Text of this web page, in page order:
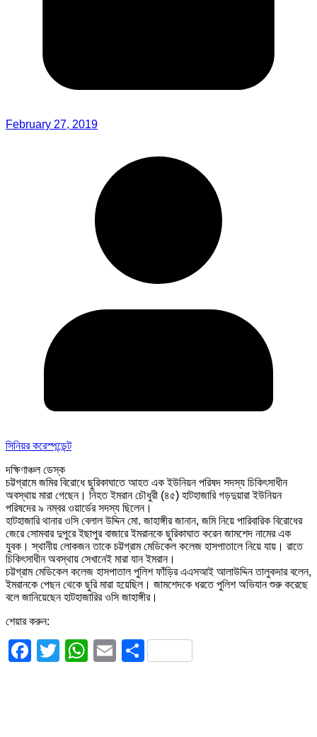
February 27, 2019
সিনিয়র করেস্পন্ডেন্ট
দক্ষিণাঞ্চল ডেস্ক
চট্টগ্রামে জমির বিরোধে ছুরিকাঘাতে আহত এক ইউনিয়ন পরিষদ সদস্য চিকিৎসাধীন
অবস্থায় মারা গেছেন। নিহত ইমরান চৌধুরী (৪৫) হাটহাজারি গড়দুয়ারা ইউনিয়ন
পরিষদের ৯ নম্বর ওয়ার্ডের সদস্য ছিলেন।
হাটহাজারি থানার ওসি বেলাল উদ্দিন মো. জাহাঙ্গীর জানান, জমি নিয়ে পারিবারিক বিরোধের
জেরে সোমবার দুপুরে ইছাপুর বাজারে ইমরানকে ছুরিকাঘাত করেন জামশেদ নামের এক
যুবক। স্থানীয় লোকজন তাকে চট্টগ্রাম মেডিকেল কলেজ হাসপাতালে নিয়ে যায়। রাতে
চিকিৎসাধীন অবস্থায় সেখানেই মারা যান ইমরান।
চট্টগ্রাম মেডিকেল কলেজ হাসপাতাল পুলিশ ফাঁড়ির এএসআই আলাউদ্দিন তালুকদার বলেন,
ইমরানকে পেছন থেকে ছুরি মারা হয়েছিল। জামশেদকে ধরতে পুলিশ অভিযান শুরু করেছে
বলে জানিয়েছেন হাটহাজারির ওসি জাহাঙ্গীর।
শেয়ার করুন:
Facebook
TwitterWhatsApp
EmailShare